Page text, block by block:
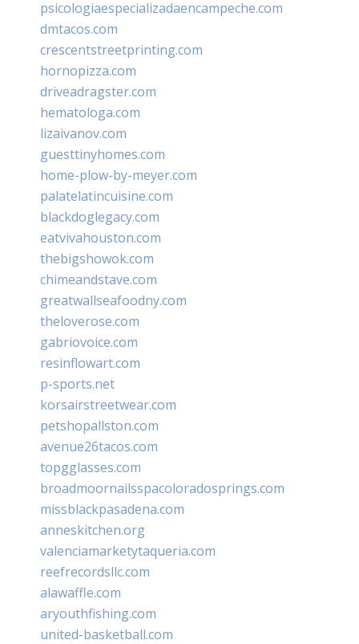
psicologiaespecializadaencampeche.com
dmtacos.com
crescentstreetprinting.com
hornopizza.com
driveadragster.com
hematologa.com
lizaivanov.com
guesttinyhomes.com
home-plow-by-meyer.com
palatelatincuisine.com
blackdoglegacy.com
eatvivahouston.com
thebigshowok.com
chimeandstave.com
greatwallseafoodny.com
theloverose.com
gabriovoice.com
resinflowart.com
p-sports.net
korsairstreetwear.com
petshopallston.com
avenue26tacos.com
topgglasses.com
broadmoornailsspacoloradosprings.com
missblackpasadena.com
anneskitchen.org
valenciamarketytaqueria.com
reefrecordsllc.com
alawaffle.com
aryouthfishing.com
united-basketball.com